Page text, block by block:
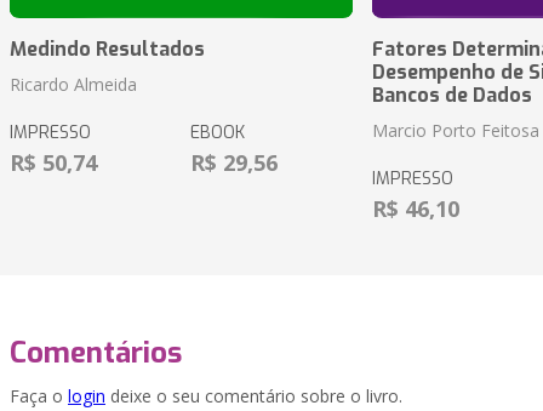
Medindo Resultados
Ricardo Almeida
IMPRESSO
R$ 50,74
EBOOK
R$ 29,56
Fatores
Desempenho de
Bancos de Dados
Marcio Porto Feitosa
IMPRESSO
R$ 46,10
Comentários
Faça o login deixe o seu comentário sobre o livro.